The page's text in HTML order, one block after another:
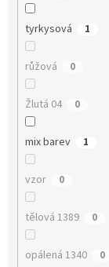
tyrkysová 1
růžová 0
Žlutá 04 0
mix barev 1
vzor 0
tělová 1389 0
opálená 1340 0